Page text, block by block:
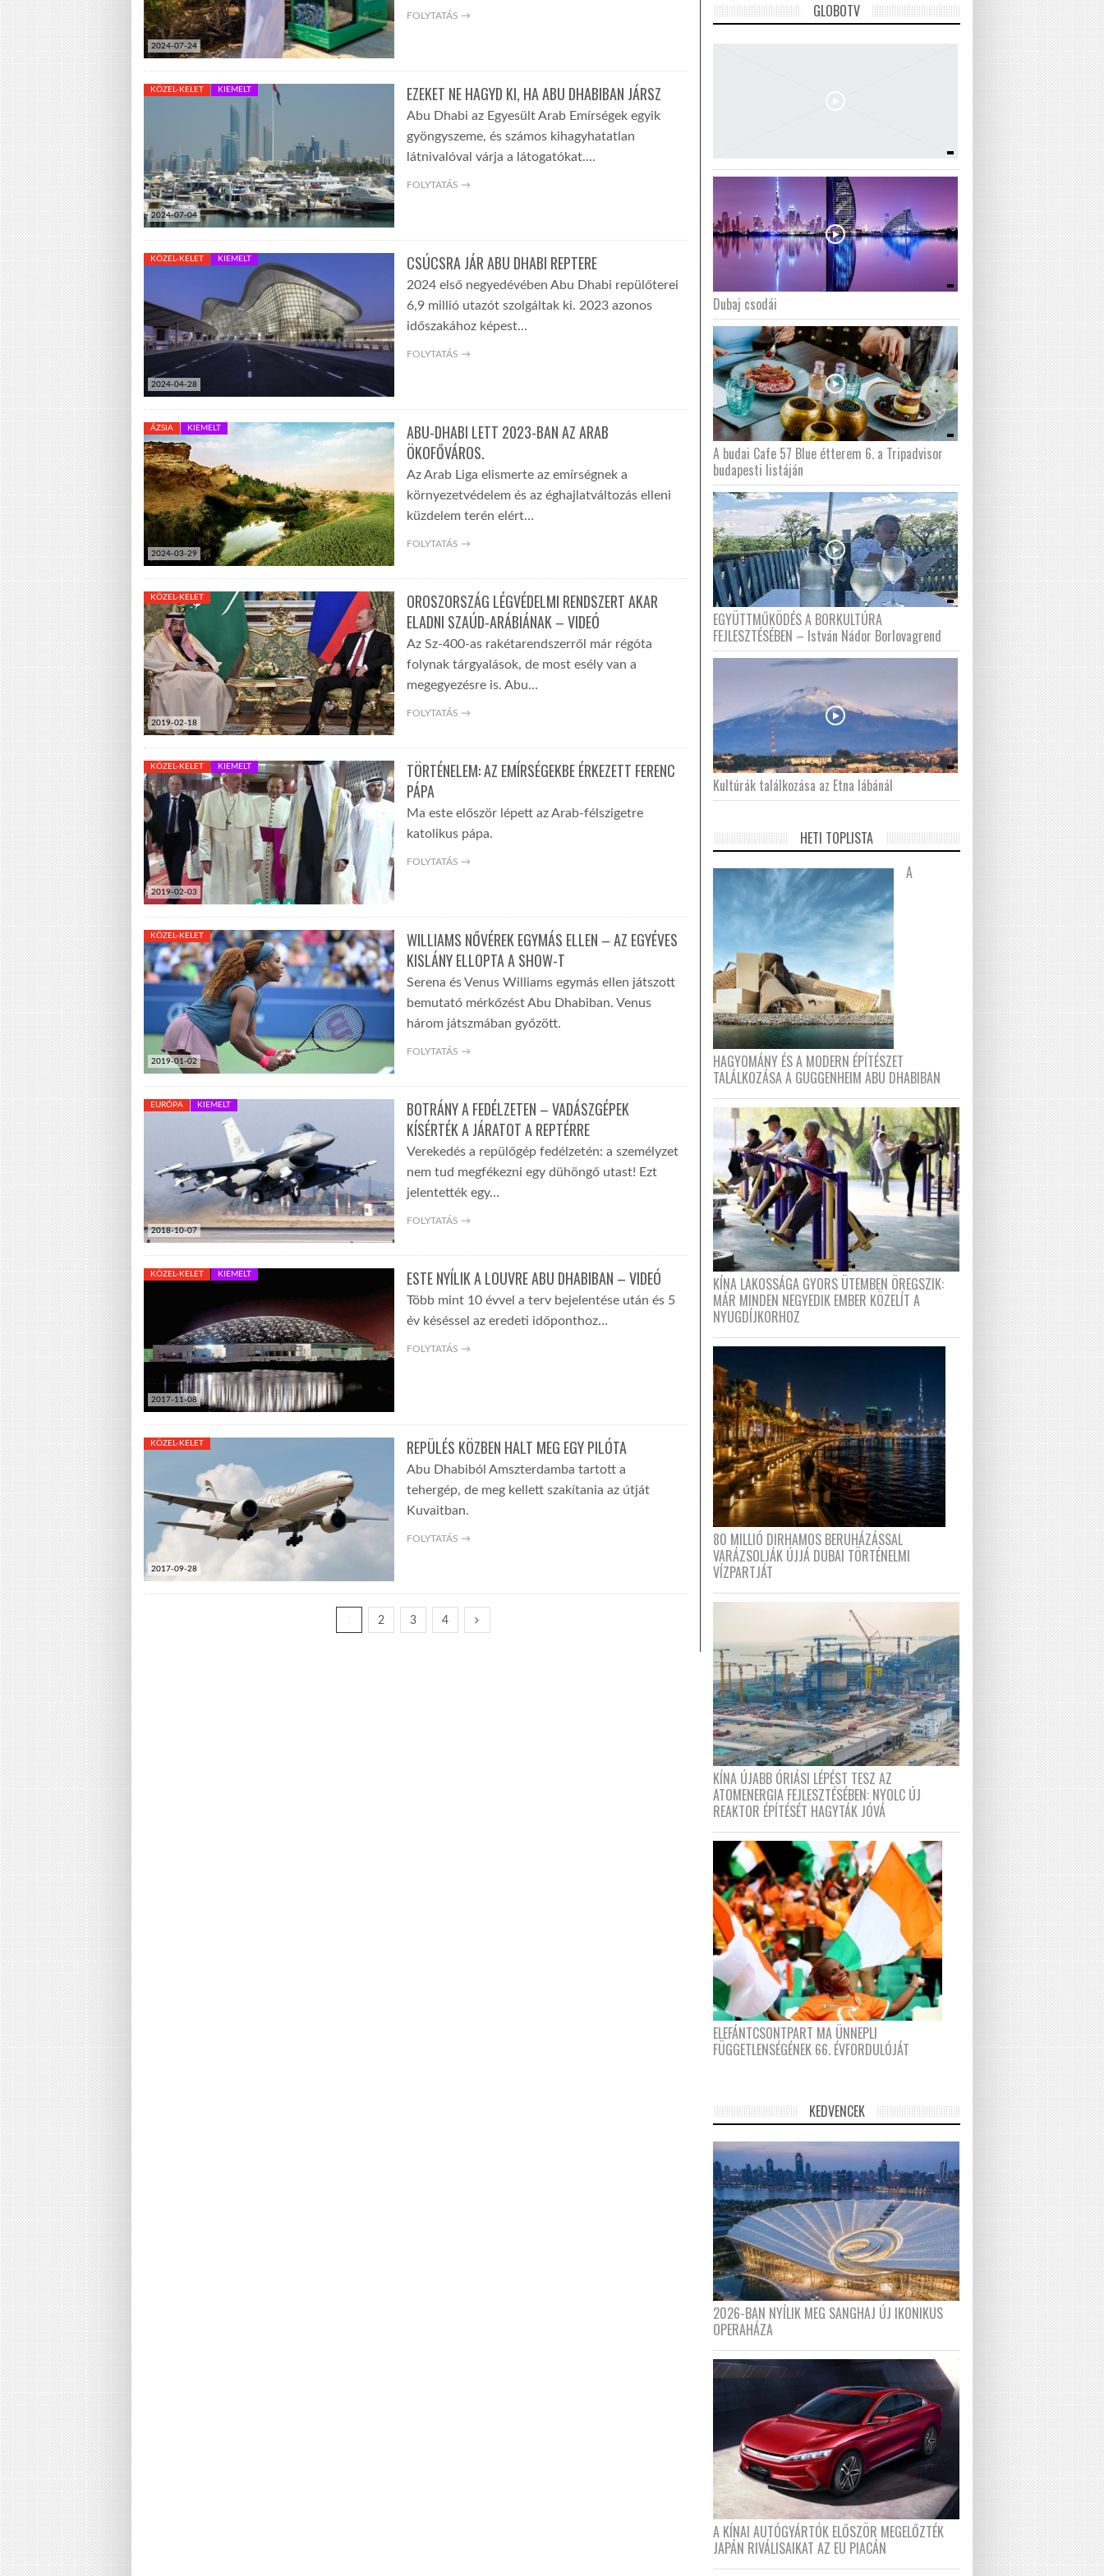
2024-07-24
FOLYTATÁS →
2024-07-04
KÖZEL-KELET KIEMELT EZEKET NE HAGYD KI, HA ABU DHABIBAN JÁRSZ
Abu Dhabi az Egyesült Arab Emírségek egyik
gyöngyszeme, és számos kihagyhatatlan
látnivalóval várja a látogatókat.…
FOLYTATÁS →
2024-04-28
KÖZEL-KELET KIEMELT CSÚCSRA JÁR ABU DHABI REPTERE
2024 első negyedévében Abu Dhabi repülőterei
6,9 millió utazót szolgáltak ki. 2023 azonos
időszakához képest…
FOLYTATÁS →
2024-03-29
ÁZSIA KIEMELT
ABU-DHABI LETT 2023-BAN AZ ARAB
ÖKOFŐVÁROS.
Az Arab Liga elismerte az emírségnek a
környezetvédelem és az éghajlatváltozás elleni
küzdelem terén elért…
FOLYTATÁS →
2019-02-18
KÖZEL-KELET
OROSZORSZÁG LÉGVÉDELMI RENDSZERT AKAR
ELADNI SZAÚD-ARÁBIÁNAK – VIDEÓ
Az Sz-400-as rakétarendszerről már régóta
folynak tárgyalások, de most esély van a
megegyezésre is. Abu…
FOLYTATÁS →
2019-02-03
KÖZEL-KELET KIEMELT
TÖRTÉNELEM: AZ EMÍRSÉGEKBE ÉRKEZETT FERENC
PÁPA
Ma este először lépett az Arab-félszigetre
katolikus pápa.
FOLYTATÁS →
2019-01-02
KÖZEL-KELET
WILLIAMS NŐVÉREK EGYMÁS ELLEN – AZ EGYÉVES
KISLÁNY ELLOPTA A SHOW-T
Serena és Venus Williams egymás ellen játszott
bemutató mérkőzést Abu Dhabiban. Venus
három játszmában győzött.
FOLYTATÁS →
2018-10-07
EURÓPA KIEMELT
BOTRÁNY A FEDÉLZETEN – VADÁSZGÉPEK
KÍSÉRTÉK A JÁRATOT A REPTÉRRE
Verekedés a repülőgép fedélzetén: a személyzet
nem tud megfékezni egy dühöngő utast! Ezt
jelentették egy…
FOLYTATÁS →
2017-11-08
KÖZEL-KELET KIEMELT ESTE NYÍLIK A LOUVRE ABU DHABIBAN – VIDEÓ
Több mint 10 évvel a terv bejelentése után és 5
év késéssel az eredeti időponthoz…
FOLYTATÁS →
2017-09-28
KÖZEL-KELET REPÜLÉS KÖZBEN HALT MEG EGY PILÓTA
Abu Dhabiból Amszterdamba tartott a
tehergép, de meg kellett szakítania az útját
Kuvaitban.
FOLYTATÁS →
2 3 4
GLOBOTV
Dubaj csodái
A budai Cafe 57 Blue étterem 6. a Tripadvisor
budapesti listáján
EGYÜTTMŰKÖDÉS A BORKULTÚRA
FEJLESZTÉSÉBEN – István Nádor Borlovagrend
Kultúrák találkozása az Etna lábánál
HETI TOPLISTA
A
HAGYOMÁNY ÉS A MODERN ÉPÍTÉSZET
TALÁLKOZÁSA A GUGGENHEIM ABU DHABIBAN
KÍNA LAKOSSÁGA GYORS ÜTEMBEN ÖREGSZIK:
MÁR MINDEN NEGYEDIK EMBER KÖZELÍT A
NYUGDÍJKORHOZ
80 MILLIÓ DIRHAMOS BERUHÁZÁSSAL
VARÁZSOLJÁK ÚJJÁ DUBAI TÖRTÉNELMI
VÍZPARTJÁT
KÍNA ÚJABB ÓRIÁSI LÉPÉST TESZ AZ
ATOMENERGIA FEJLESZTÉSÉBEN: NYOLC ÚJ
REAKTOR ÉPÍTÉSÉT HAGYTÁK JÓVÁ
ELEFÁNTCSONTPART MA ÜNNEPLI
FÜGGETLENSÉGÉNEK 66. ÉVFORDULÓJÁT
KEDVENCEK
2026-BAN NYÍLIK MEG SANGHAJ ÚJ IKONIKUS
OPERAHÁZA
A KÍNAI AUTÓGYÁRTÓK ELŐSZÖR MEGELŐZTÉK
JAPÁN RIVÁLISAIKAT AZ EU PIACÁN